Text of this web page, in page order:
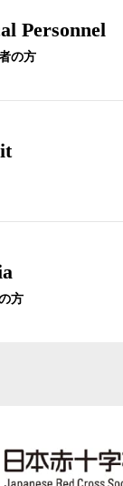
Personnel
の方
方